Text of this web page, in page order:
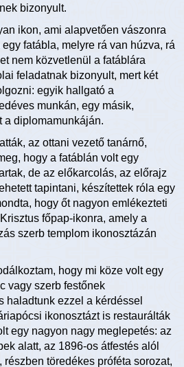
bizonyult.
ikon, ami alapvetően vászonra
fatábla, melyre rá van húzva, rá
nem közvetlenül a fatáblára
feladatnak bizonyult, mert két
egyik hallgató a
munkán, egy másik,
a diplomamunkáján.
az ottani vezető tanárnő,
hogy a fatáblán volt egy
de az előkarcolás, az előrajz
tapintani, készítettek róla egy
hogy őt nagyon emlékezteti
főpap-ikonra, amely a
szerb templom ikonosztázán
hogy mi köze volt egy
vagy szerb festőnek
haladtunk ezzel a kérdéssel
ikonosztázt is restaurálták
egy nagyon nagy meglepetés: az
alatt, az 1896-os átfestés alól
töredékes próféta sorozat,